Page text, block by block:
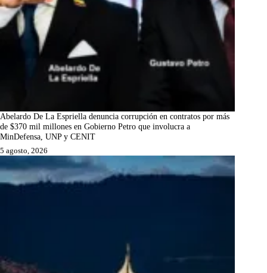
Abelardo De La Espriella denuncia corrupción en contratos por más
de $370 mil millones en Gobierno Petro que involucra a
MinDefensa, UNP y CENIT
5 agosto, 2026